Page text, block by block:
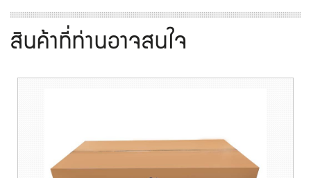
สินค้าที่ท่านอาจสนใจ